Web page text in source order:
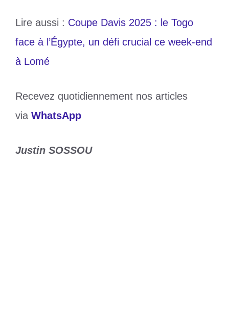
Lire aussi : Coupe Davis 2025 : le Togo
face à l’Égypte, un défi crucial ce week-end
à Lomé
Recevez quotidiennement nos articles
via WhatsApp
Justin SOSSOU